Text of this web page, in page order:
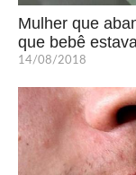
Mulher que
que bebê
14/08/2018